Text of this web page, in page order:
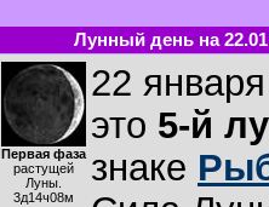
Лунный день на
Первая фаза
растущей
Луны.
3д14ч08м
22
это 5-й
знаке